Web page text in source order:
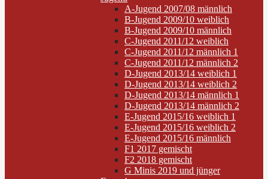
A-Jugend 2007/08 männlich
B-Jugend 2009/10 weiblich
B-Jugend 2009/10 männlich
C-Jugend 2011/12 weiblich
C-Jugend 2011/12 männlich 1
C-Jugend 2011/12 männlich 2
D-Jugend 2013/14 weiblich 1
D-Jugend 2013/14 weiblich 2
D-Jugend 2013/14 männlich 1
D-Jugend 2013/14 männlich 2
E-Jugend 2015/16 weiblich 1
E-Jugend 2015/16 weiblich 2
E-Jugend 2015/16 männlich
F1 2017 gemischt
F2 2018 gemischt
G Minis 2019 und jünger